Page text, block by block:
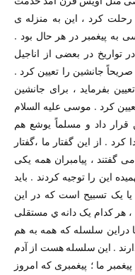
کرد ، این به منزله ی
به پیغمبر در هر حال بود .
تواریخ در بعضی از اناجیل
جانشین را تعیین کرد .
بفرماید ،‌ برای جانشین
کرد . موسی علیه السلام
داد و مسلماً یوشع هم
کرد . از این گفتار ما ،‌گفتار
گفتند ،‌ پیامبران همه یکی
این را توجیه کردند . باید
یا یک تسبیح است که در این
،‌ هر کدام یک دانه ي مستقلی
دراین سلسله که همه به هم
. این سلسله هست از آدم
ما ؛‌ پیغمبری که امروز